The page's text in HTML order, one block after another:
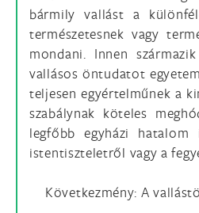
bármily vallást a
természetesnek vagy
mondani. Innen
vallásos öntudatot
teljesen egyértelműnek a
szabálynak köteles
legfőbb egyházi
istentiszteletről vagy a
Következmény: A